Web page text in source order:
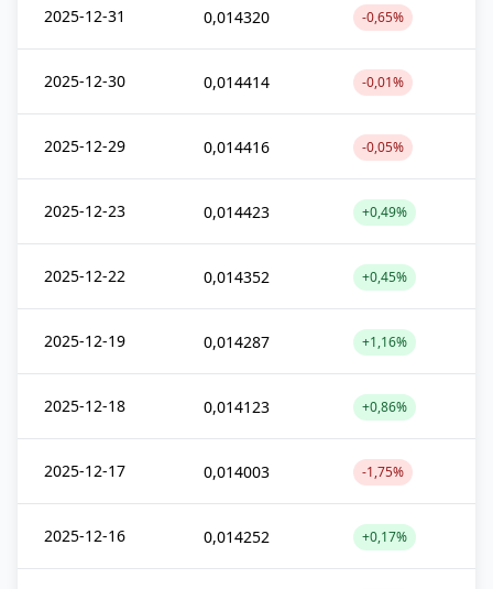
2025-12-31 0,014320 -0,65%
2025-12-30 0,014414 -0,01%
2025-12-29 0,014416 -0,05%
2025-12-23 0,014423 +0,49%
2025-12-22 0,014352 +0,45%
2025-12-19 0,014287 +1,16%
2025-12-18 0,014123 +0,86%
2025-12-17 0,014003 -1,75%
2025-12-16 0,014252 +0,17%